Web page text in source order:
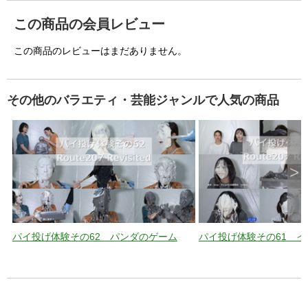
e
o
この商品の会員レビュー
この商品のレビューはまだありません。
その他のバラエティ・芸能ジャンルで人気の商品
パイ投げ体験その62 パンダのゲーム パイ投げ体験その61 イ
>